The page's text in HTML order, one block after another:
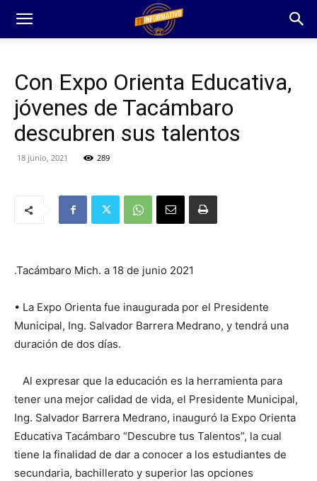
Con Expo Orienta Educativa,
jóvenes de Tacámbaro
descubren sus talentos
18 junio, 2021 289
.Tacámbaro Mich. a 18 de junio 2021
• La Expo Orienta fue inaugurada por el Presidente
Municipal, Ing. Salvador Barrera Medrano, y tendrá una
duración de dos días.
Al expresar que la educación es la herramienta para
tener una mejor calidad de vida, el Presidente Municipal,
Ing. Salvador Barrera Medrano, inauguró la Expo Orienta
Educativa Tacámbaro “Descubre tus Talentos”, la cual
tiene la finalidad de dar a conocer a los estudiantes de
secundaria, bachillerato y superior las opciones